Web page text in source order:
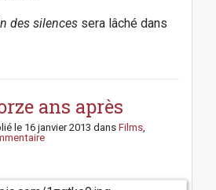
des silences sera lâché dans
ans après
le 16 janvier 2013 dans Films